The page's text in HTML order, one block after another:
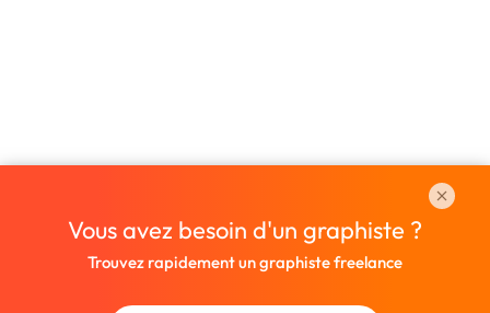
Vous avez besoin d'un graphiste ?
Trouvez rapidement un graphiste freelance